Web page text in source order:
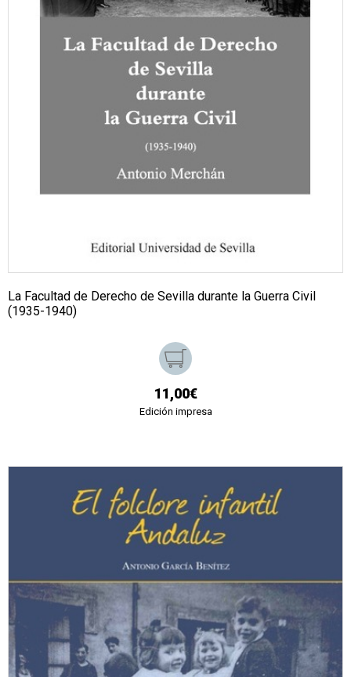
La Facultad de Derecho de Sevilla durante la Guerra Civil
(1935-1940)
11,00€
Edición impresa